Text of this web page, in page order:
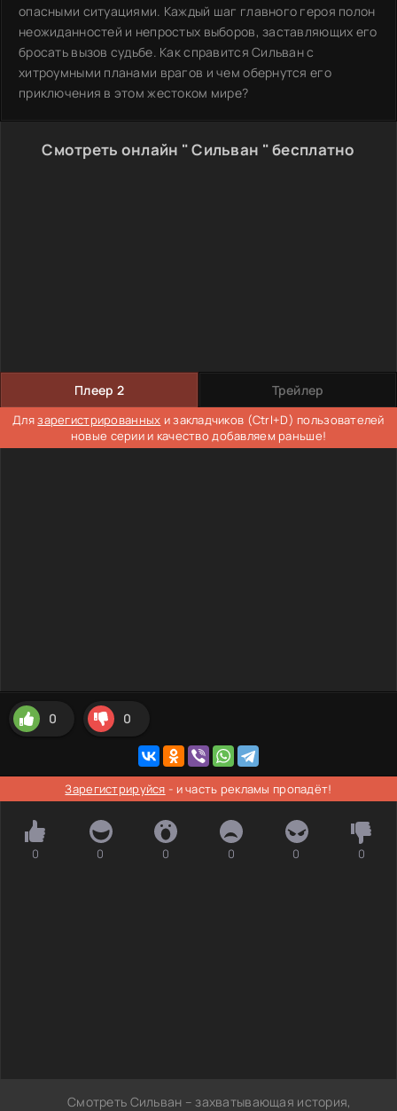
опасными ситуациями. Каждый шаг главного героя полон
неожиданностей и непростых выборов, заставляющих его
бросать вызов судьбе. Как справится Сильван с
хитроумными планами врагов и чем обернутся его
приключения в этом жестоком мире?
Смотреть онлайн " Сильван " бесплатно
Плеер 2 Трейлер
Длязарегистрированных и закладчиков (Ctrl+D) пользователей
новые серии и качество добавляем раньше!
0 0
Зарегистрируйся - и часть рекламы пропадёт!
0 0 0 0 0 0
Смотреть Сильван – захватывающая история,